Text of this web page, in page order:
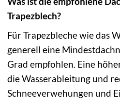
Trapezblech?
Für Trapezbleche wie das
generell eine
Grad empfohlen. Eine
die Wasserableitung und
Schneeverwehungen und